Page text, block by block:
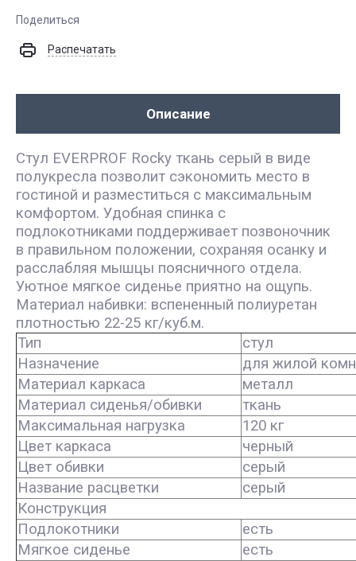
Поделиться
Распечатать
Описание
Стул EVERPROF Rocky ткань серый в виде
полукресла позволит сэкономить место в
гостиной и разместиться с максимальным
комфортом. Удобная спинка с
подлокотниками поддерживает позвоночник
в правильном положении, сохраняя осанку и
расслабляя мышцы поясничного отдела.
Уютное мягкое сиденье приятно на ощупь.
Материал набивки: вспененный полиуретан
плотностью 22-25 кг/куб.м.
Тип
стул
Назначение
для жилой
Материал каркаса
металл
Материал сиденья/обивки
ткань
Максимальная нагрузка
120 кг
Цвет каркаса
черный
Цвет обивки
серый
Название расцветки
серый
Конструкция
Подлокотники
есть
Мягкое сиденье
есть